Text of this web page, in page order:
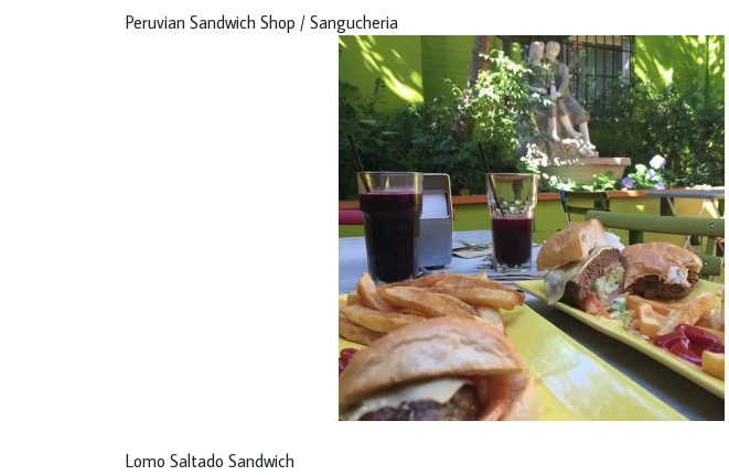
Peruvian Sandwich Shop / Sangucheria
Lomo Saltado Sandwich